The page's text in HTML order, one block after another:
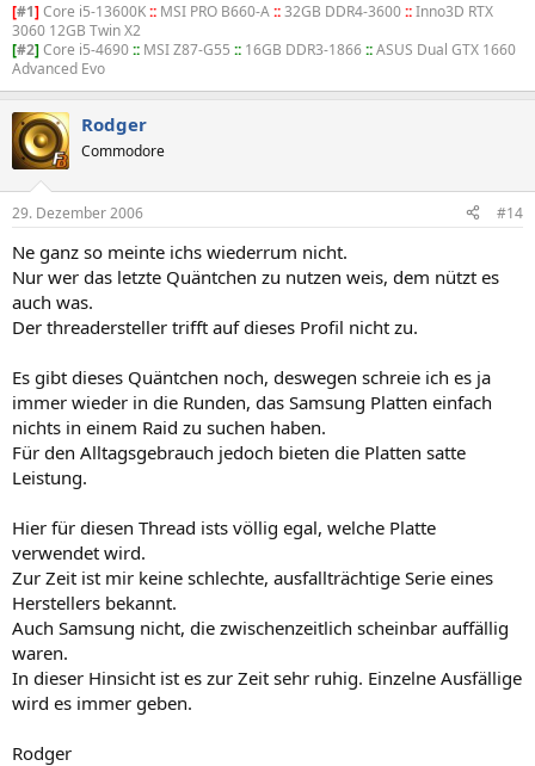
[#1]Core i5-13600K:: MSI PRO B660-A::32GB DDR4-3600::Inno3D RTX
3060 12GB Twin X2
[#2]Core i5-4690:: MSI Z87-G55 :: 16GB DDR3-1866::ASUS Dual GTX 1660
Advanced Evo
Rodger
Commodore
29. Dezember 2006 #14
Ne ganz so meinte ichs wiederrum nicht.
Nur wer das letzte Quäntchen zu nutzen weis, dem nützt es
auch was.
Der threadersteller trifft auf dieses Profil nicht zu.
Es gibt dieses Quäntchen noch, deswegen schreie ich es ja
immer wieder in die Runden, das Samsung Platten einfach
nichts in einem Raid zu suchen haben.
Für den Alltagsgebrauch jedoch bieten die Platten satte
Leistung.
Hier für diesen Thread ists völlig egal, welche Platte
verwendet wird.
Zur Zeit ist mir keine schlechte, ausfallträchtige Serie eines
Herstellers bekannt.
Auch Samsung nicht, die zwischenzeitlich scheinbar auffällig
waren.
In dieser Hinsicht ist es zur Zeit sehr ruhig. Einzelne Ausfällige
wird es immer geben.
Rodger